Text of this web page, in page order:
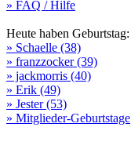
» FAQ / Hilfe
Heute haben Geburtstag:
» Schaelle (38)
» franzzocker (39)
» jackmorris (40)
» Erik (49)
» Jester (53)
» Mitglieder-Geburtstage